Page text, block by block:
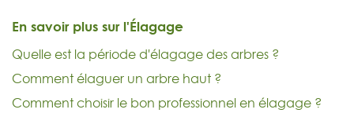
En savoir plus sur l'Élagage
Quelle est la période d'élagage des arbres ?
Comment élaguer un arbre haut ?
Comment choisir le bon professionnel en élagage ?